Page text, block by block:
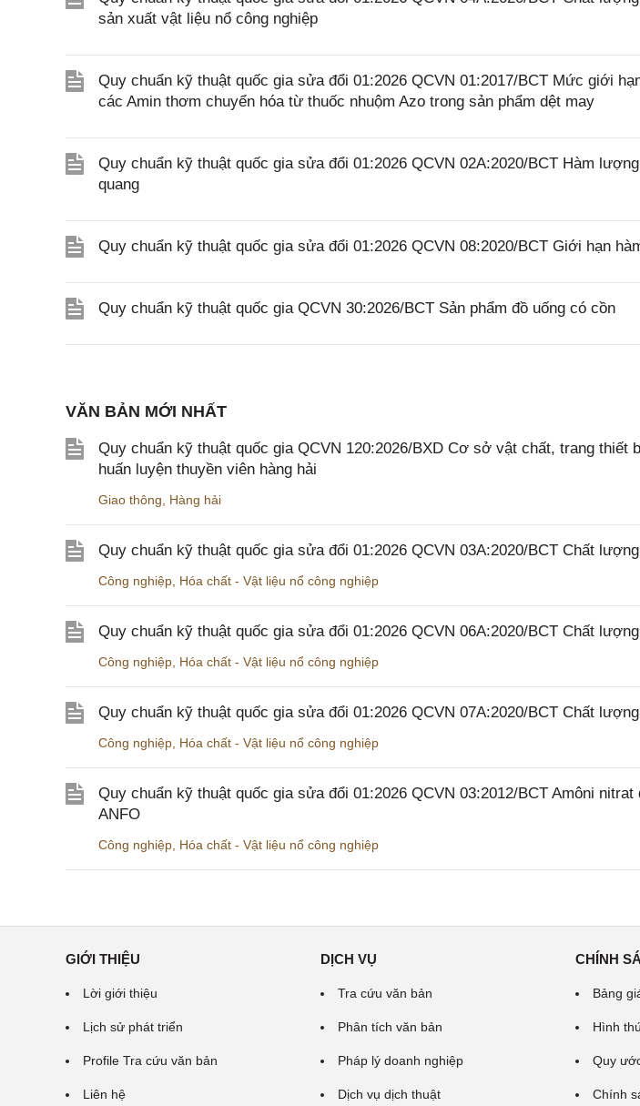
sản xuất vật liệu nổ công nghiệp
Quy chuẩn kỹ thuật quốc gia sửa đổi 01:2026 QCVN 01:2017/BCT Mức giới
các Amin thơm chuyển hóa từ thuốc nhuộm Azo trong sản phẩm dệt may
Quy chuẩn kỹ thuật quốc gia sửa đổi 01:2026 QCVN 02A:2020/BCT Hàm
quang
Quy chuẩn kỹ thuật quốc gia sửa đổi 01:2026 QCVN 08:2020/BCT Giới hạn
Quy chuẩn kỹ thuật quốc gia QCVN 30:2026/BCT Sản phẩm đồ uống có cồn
VĂN BẢN MỚI NHẤT
Quy chuẩn kỹ thuật quốc gia QCVN 120:2026/BXD Cơ sở vật chất, trang thiết
huấn luyện thuyền viên hàng hải
Giao thông Hàng hải
Quy chuẩn kỹ thuật quốc gia sửa đổi 01:2026 QCVN 03A:2020/BCT Chất
Công nghiệp Hóa chất - Vật liệu nổ công nghiệp
Quy chuẩn kỹ thuật quốc gia sửa đổi 01:2026 QCVN 06A:2020/BCT Chất
Công nghiệp Hóa chất - Vật liệu nổ công nghiệp
Quy chuẩn kỹ thuật quốc gia sửa đổi 01:2026 QCVN 07A:2020/BCT Chất
Công nghiệp Hóa chất - Vật liệu nổ công nghiệp
Quy chuẩn kỹ thuật quốc gia sửa đổi 01:2026 QCVN 03:2012/BCT Amôni
ANFO
Công nghiệp Hóa chất - Vật liệu nổ công nghiệp
GIỚI THIỆU
Lời giới thiệu
Lịch sử phát triển
Profile Tra cứu văn bản
Liên hệ
DỊCH VỤ
Tra cứu văn bản
Phân tích văn bản
Pháp lý doanh nghiệp
Dịch vụ dịch thuật
CHÍNH
Bảng
Hình
Quy
Chính